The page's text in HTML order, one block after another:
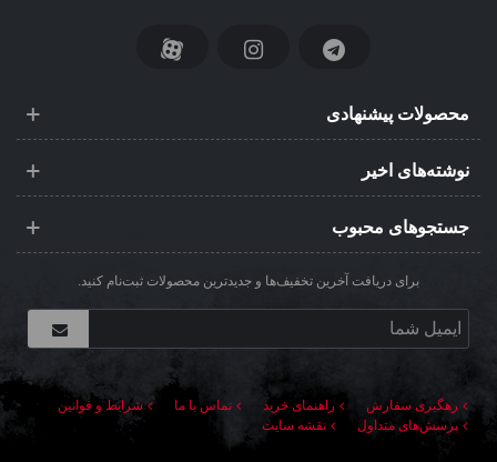
محصولات پیشنهادی
نوشته‌های اخیر
جستجوهای محبوب
برای دریافت آخرین تخفیف‌ها و جدیدترین محصولات ثبت‌نام کنید.
رهگیری سفارش راهنمای خرید تماس با ما
شرایط و قوانین
پرسش‌های متداول
نقشه سایت